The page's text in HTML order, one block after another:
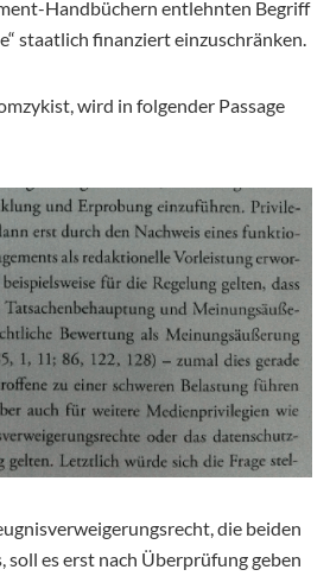
Handbüchern entlehnten Begriff
staatlich finanziert einzuschränken.
wird in folgender Passage
die beiden
soll es erst nach Überprüfung geben